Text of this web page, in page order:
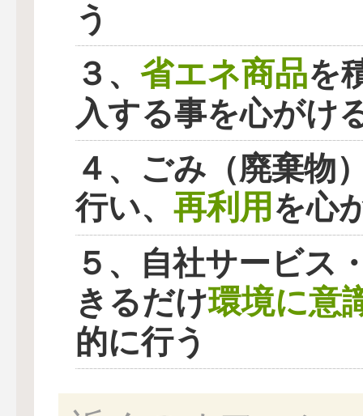
う
３、 省エネ商品を
入する事を心がけ
４、ごみ（廃棄物
行い、 再利用を心
５、自社サービス
きるだけ環境に意
的に行う